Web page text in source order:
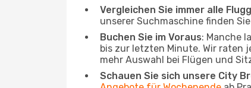
Vergleichen Sie immer alle
unserer Suchmaschine finden
Buchen Sie im Voraus: Manche
bis zur letzten Minute. Wir raten
mehr Auswahl bei Flügen und
Schauen Sie sich unsere City